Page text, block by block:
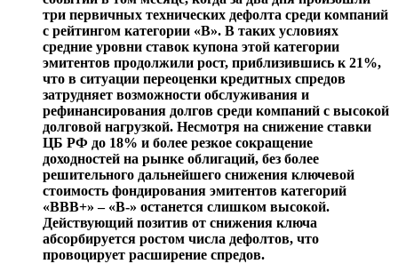
три первичных технических дефолта среди компаний
с рейтингом категории «B». В таких условиях
средние уровни ставок купона этой категории
эмитентов продолжили рост, приблизившись к 21%,
что в ситуации переоценки кредитных спредов
затрудняет возможности обслуживания и
рефинансирования долгов среди компаний с высокой
долговой нагрузкой. Несмотря на снижение ставки
ЦБ РФ до 18% и более резкое сокращение
доходностей на рынке облигаций, без более
решительного дальнейшего снижения ключевой
стоимость фондирования эмитентов категорий
«BBB+» – «B-» останется слишком высокой.
Действующий позитив от снижения ключа
абсорбируется ростом числа дефолтов, что
провоцирует расширение спредов.